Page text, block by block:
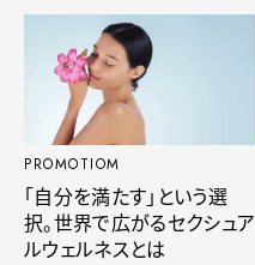
PROMOTIOM
「自分を満たす」という選
択。世界で広がるセクシュア
ルウェルネスとは